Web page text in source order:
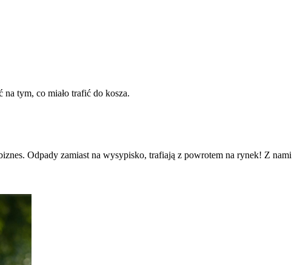
tym, co miało trafić do kosza.
Odpady zamiast na wysypisko, trafiają z powrotem na rynek! Z nami